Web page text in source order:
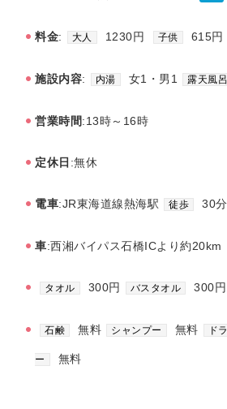
料金: 大人 1230円 子供 615円
施設内容: 内湯 女1・男1 露天風呂
営業時間:13時～16時
定休日 :無休
電車:JR東海道線熱海駅 徒歩 30分
車:西湘バイパス石橋ICより約20km
タオル 300円 バスタオル 300円
石鹸 無料 シャンプー 無料 ド
ー 無料